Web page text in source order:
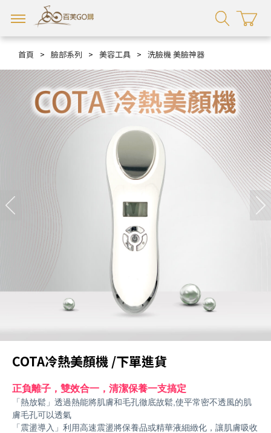
首頁 > 臉部系列 > 美容工具 > 洗臉機 美臉神器
COTA冷熱美顏機 /下單進貨
正負離子，雙效合一，清潔保養一支搞定
「熱放鬆」透過熱能將肌膚和毛孔徹底故鬆,使平常密不透風的肌
膚毛孔可以透氣
「震盪導入」利用高速震盪將保養品或精華液細緻化，讓肌膚吸收